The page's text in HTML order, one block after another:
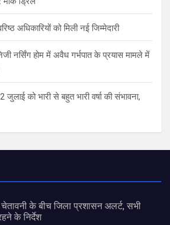
अधिकारियों को मिली नई जिम्मेदारी
नर्सिंग होम में अवैध गर्भपात के प्रयास मामले में
को भारी से बहुत भारी वर्षा की संभावना,
चेतावनी के बीच जिला प्रशासन अलर्ट, सभी
के निर्देश